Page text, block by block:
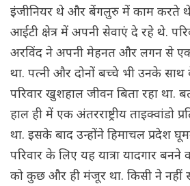
इंजीनियर थे और बेंगलुरु में काम करते
आईटी क्षेत्र में अपनी सेवाएं दे रहे थे.
अरविंद ने अपनी मेहनत और लगन से
था. पत्नी और दोनों बच्चे भी उनके
परिवार खुशहाल जीवन बिता रहा था.
हाल ही में एक अंतरराष्ट्रीय ताइक्वांडो
था. इसके बाद उन्होंने हिमाचल प्रदेश
परिवार के लिए यह यात्रा यादगार
को कुछ और ही मंजूर था. किसी ने नहीं